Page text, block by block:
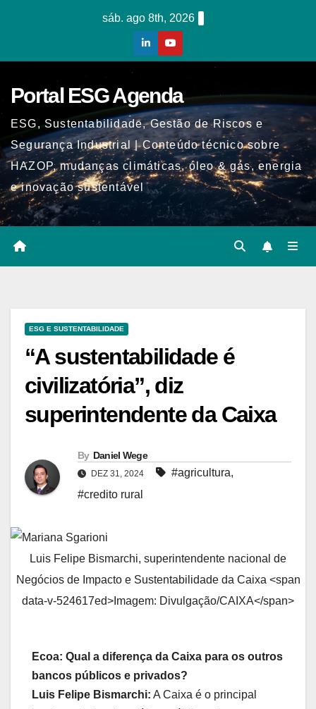
sáb. ago 8th, 2026
Portal ESG Agenda
ESG, Sustentabilidade, Gestão de Riscos e
Segurança Industrial | Conteúdo técnico sobre
HAZOP, mudanças climáticas, óleo & gás, energia
e inovação sustentável
ESG E SUSTENTABILIDADE
“A sustentabilidade é
civilizatória”, diz
superintendente da Caixa
By Daniel Wege
DEZ 31, 2024 #agricultura,
#credito rural
Luis Felipe Bismarchi, superintendente nacional de
Negócios de Impacto e Sustentabilidade da Caixa <span
data-v-524617ed>Imagem: Divulgação/CAIXA</span>
Ecoa: Qual a diferença da Caixa para os outros
bancos públicos e privados?
Luis Felipe Bismarchi: A Caixa é o principal